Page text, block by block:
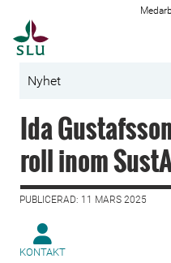
Nyhet
Ida
roll inom
PUBLICERAD: 11 MARS 2025
KONTAKT